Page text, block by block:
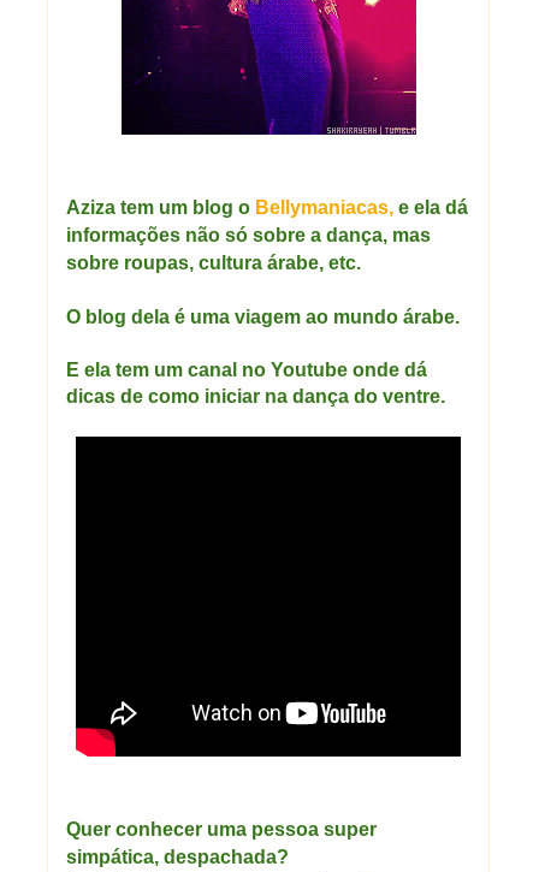
Aziza tem um blog o Bellymaniacas, e ela dá
informações não só sobre a dança, mas
sobre roupas, cultura árabe, etc.
O blog dela é uma viagem ao mundo árabe.
E ela tem um canal no Youtube onde dá
dicas de como iniciar na dança do ventre.
Quer conhecer uma pessoa super
simpática, despachada?